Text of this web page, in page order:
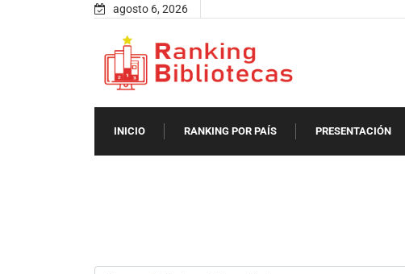
agosto 6, 2026
INICIO RANKING POR PAÍS PRESENTACIÓN